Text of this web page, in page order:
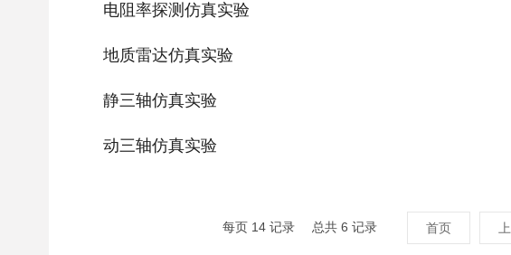
电阻率探测仿真实验
地质雷达仿真实验
静三轴仿真实验
动三轴仿真实验
每页 14 记录 总共6 记录 首页